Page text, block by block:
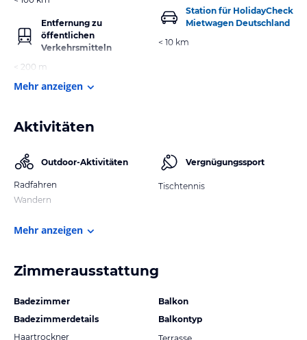
Entfernung zu
öffentlichen
Verkehrsmitteln
< 200 m
Station für HolidayCheck
Mietwagen Deutschland
< 10 km
Mehr anzeigen
Aktivitäten
Outdoor-Aktivitäten
Radfahren
Wandern
Vergnügungssport
Tischtennis
Mehr anzeigen
Zimmerausstattung
Badezimmer
Badezimmerdetails
Haartrockner
Balkon
Balkontyp